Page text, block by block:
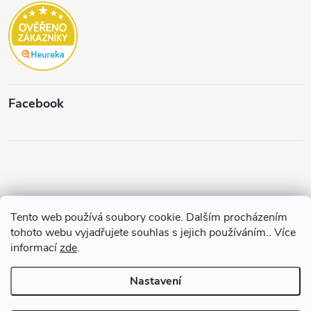
Tento web používá soubory cookie. Dalším procházením
tohoto webu vyjadřujete souhlas s jejich používáním.. Více
informacízde.
Nastavení
u
Facebook
Vytvořil a spravuje Pohání Shoptet
Copyright 2026 Štěpánková & C. . Všechna práva vyhrazena.
Upravit
nastavení cookies